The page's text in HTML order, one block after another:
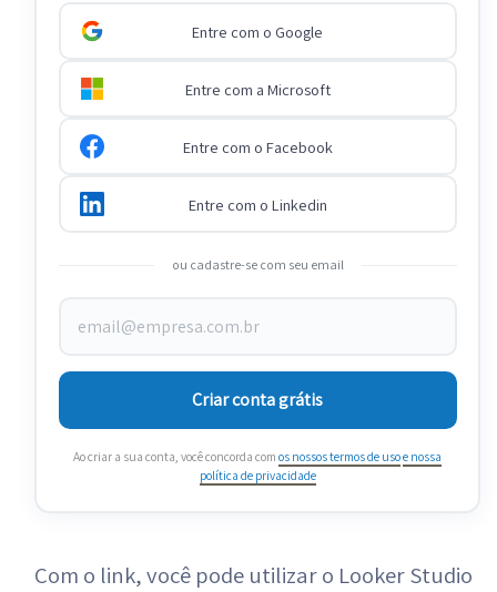
Entre com o Google
Entre com a Microsoft
Entre com o Facebook
Entre com o Linkedin
ou cadastre-se com seu email
Criar conta grátis
Ao criar a sua conta, você concorda com os nossos termos de usoe nossa
política de privacidade
Com o link, você pode utilizar o Looker Studio